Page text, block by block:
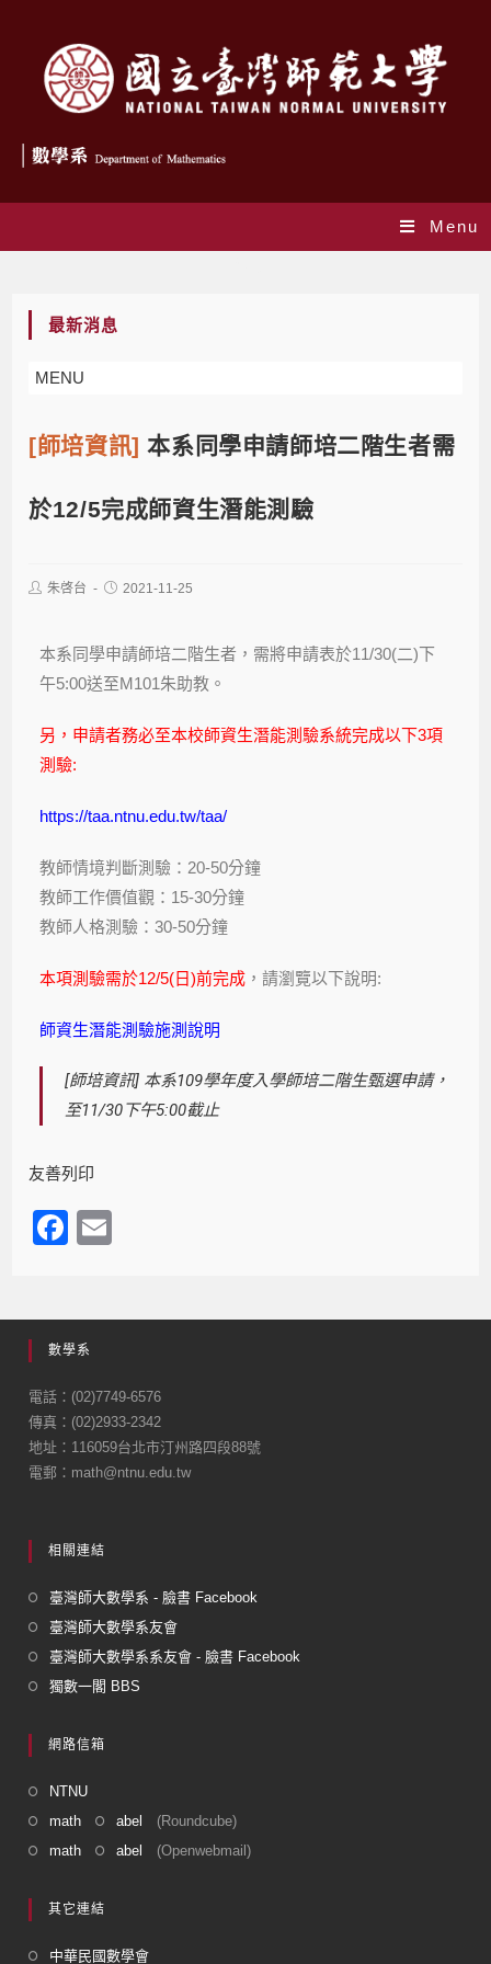
Menu
最新消息
MENU
[師培資訊]本系同學申請師培二階生者需
於12/5完成師資生潛能測驗
朱啓台 2021-11-25
本系同學申請師培二階生者，需將申請表於11/30(二)下
午5:00送至M101朱助教。
另，申請者務必至本校師資生潛能測驗系統完成以下3項
測驗:
https://taa.ntnu.edu.tw/taa/
教師情境判斷測驗：20-50分鐘
教師工作價值觀：15-30分鐘
教師人格測驗：30-50分鐘
本項測驗需於12/5(日)前完成 ，請瀏覽以下說明:
師資生潛能測驗施測說明
[師培資訊] 本系109學年度入學師培二階生甄選申請，
至11/30下午5:00截止
友善列印
F
e
b
o
o
k
數學系
電話：(02)7749-6576
傳真：(02)2933-2342
地址：116059台北市汀州路四段88號
電郵：math@ntnu.edu.tw
相關連結
臺灣師大數學系 - 臉書 Facebook
臺灣師大數學系友會
臺灣師大數學系系友會 - 臉書 Facebook
獨數一閣 BBS
網路信箱
NTNU
math
abel
(Roundcube)
math
abel (Openwebmail)
其它連結
中華民國數學會